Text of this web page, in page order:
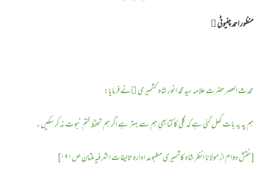
منظور احمد چنیوٹی ﷫
محدث العصر حضرت علامہ سید محمد انور شاہ کشمیری ﷫نے فرمایا:
ہم پہ یہ بات کھل گئی ہے کہ گلی کا کتابھی ہم سے بہتر ہے اگر ہم تحفظِ ختمِ نبوت نہ کر سکیں ۔
[ نقش دوام از مولانا انظر شاہ کاشمیری مطبوعہ ادارہ تالیفات اشرفیہ ملتان ص۱۹۱ ]